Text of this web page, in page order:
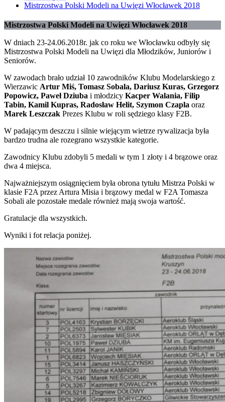
Mistrzostwa Polski Modeli na Uwięzi Włocławek 2018
Mistrzostwa Polski Modeli na Uwięzi Włocławek 2018
W dniach 23-24.06.2018r. jak co roku we Włocławku odbyły się
Mistrzostwa Polski Modeli na Uwięzi dla Młodzików, Juniorów i
Seniorów.
W zawodach brało udział 10 zawodników Klubu Modelarskiego z
Wierzawic Artur Miś, Tomasz Sobala, Dariusz Kuras, Grzegorz
Popowicz, Paweł Dziuba i młodzicy Kacper Walania, Filip
Tabin, Kamil Kupras, Radosław Helit, Szymon Czapla oraz
Marek Leszczak Prezes Klubu w roli sędziego klasy F2B.
W padającym deszczu i silnie wiejącym wietrze rywalizacja była
bardzo trudna ale rozegrano wszystkie kategorie.
Zawodnicy Klubu zdobyli 5 medali w tym 1 złoty i 4 brązowe oraz
dwa 4 miejsca.
Najważniejszym osiągnięciem była obrona tytułu Mistrza Polski w
klasie F2A przez Artura Misia i brązowy medal w F2A Tomasza
Sobali ale pozostałe medale również mają swoja wartość.
Gratulacje dla wszystkich.
Wyniki i fot relacja poniżej.